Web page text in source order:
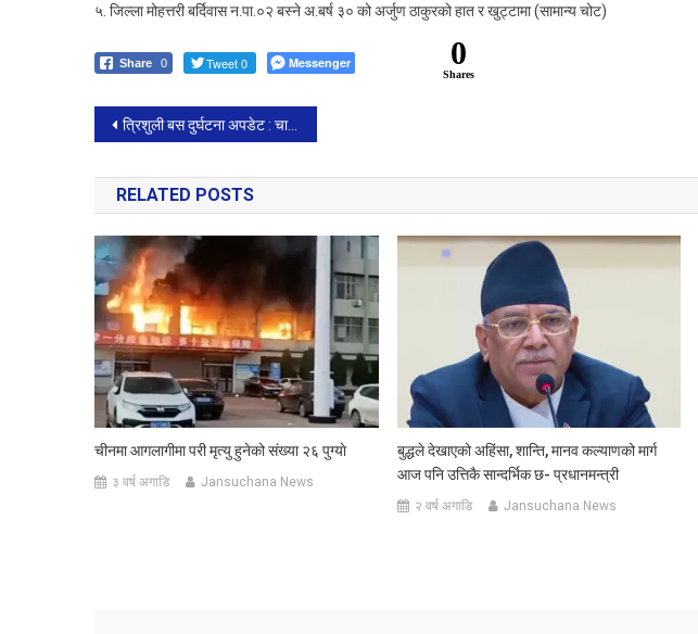
५. जिल्ला मोहत्तरी बर्दिवास न.पा.०२ बस्ने अ.बर्ष ३० को अर्जुण ठाकुरको हात र खुट्टामा (सामान्य चोट)
Share 0 Tweet 0 Messenger 0
Shares
Post
navigation
त्रिशुली बस दुर्घटना अपडेट : चार जनाको मृत्यु, उद्धारकार्य जारी
RELATED POSTS
चीनमा आगलागीमा परी मृत्यु हुनेको संख्या २६ पुग्याे
३ वर्ष अगाडि Jansuchana News
बुद्धले देखाएको अहिंसा, शान्ति, मानव कल्याणको मार्ग
आज पनि उत्तिकै सान्दर्भिक छ- प्रधानमन्त्री
२ वर्ष अगाडि Jansuchana News